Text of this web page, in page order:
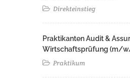
Direkteinstieg
Praktikanten Audit &
Wirtschaftsprüfung (m/
Praktikum